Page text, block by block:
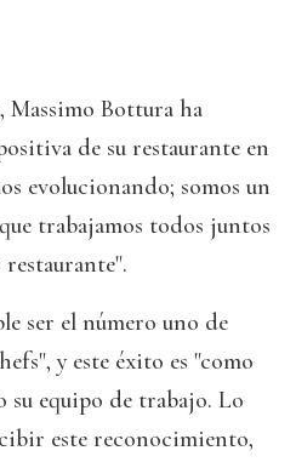
Bottura ha
de su restaurante en
evolucionando; somos un
trabajamos todos juntos
ser el número uno de
y este éxito es "como
equipo de trabajo. Lo
este reconocimiento,